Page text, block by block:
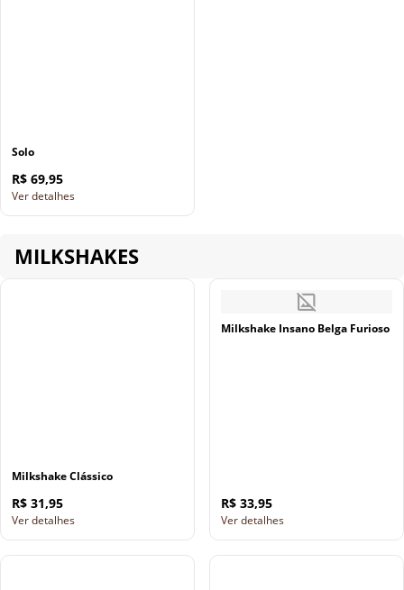
Solo
R$ 69,95
Ver detalhes
MILKSHAKES
Milkshake Clássico
R$ 31,95
Ver detalhes
Milkshake Insano Belga Furioso
R$ 33,95
Ver detalhes